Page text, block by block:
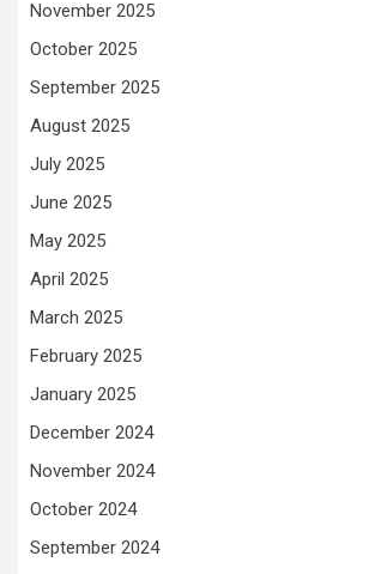
November 2025
October 2025
September 2025
August 2025
July 2025
June 2025
May 2025
April 2025
March 2025
February 2025
January 2025
December 2024
November 2024
October 2024
September 2024